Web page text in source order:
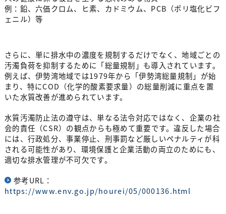
例：鉛、六価クロム、ヒ素、カドミウム、PCB（ポリ塩化ビフ
ェニル）等
さらに、単に排水中の濃度を規制するだけでなく、地域ごとの
汚濁負荷を抑制するために「総量規制」も導入されています。
例えば、伊勢湾地域では1979年から「伊勢湾総量規制」が始
まり、特にCOD（化学的酸素要求量）の総量削減に重点を置
いた水質改善が進められています。
水質汚濁防止法の遵守は、単なる法令対応ではなく、企業の社
会的責任（CSR）の観点からも極めて重要です。違反した場合
には、行政処分、事業停止、刑事罰など厳しいペナルティが科
される可能性があり、環境保護と企業活動の両立のためにも、
適切な排水管理が不可欠です。
参考URL：
https://www.env.go.jp/hourei/05/000136.html